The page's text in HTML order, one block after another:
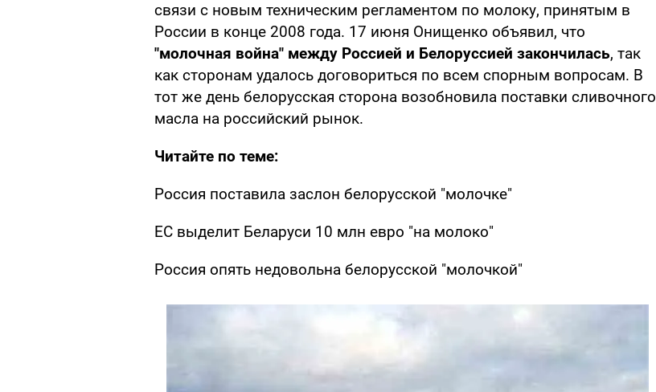
связи с новым техническим регламентом по молоку, принятым в
России в конце 2008 года. 17 июня Онищенко объявил, что
"молочная война" между Россией и Белоруссией закончилась, так
как сторонам удалось договориться по всем спорным вопросам. В
тот же день белорусская сторона возобновила поставки сливочного
масла на российский рынок.
Читайте по теме:
Россия поставила заслон белорусской "молочке"
ЕС выделит Беларуси 10 млн евро "на молоко"
Россия опять недовольна белорусской "молочкой"